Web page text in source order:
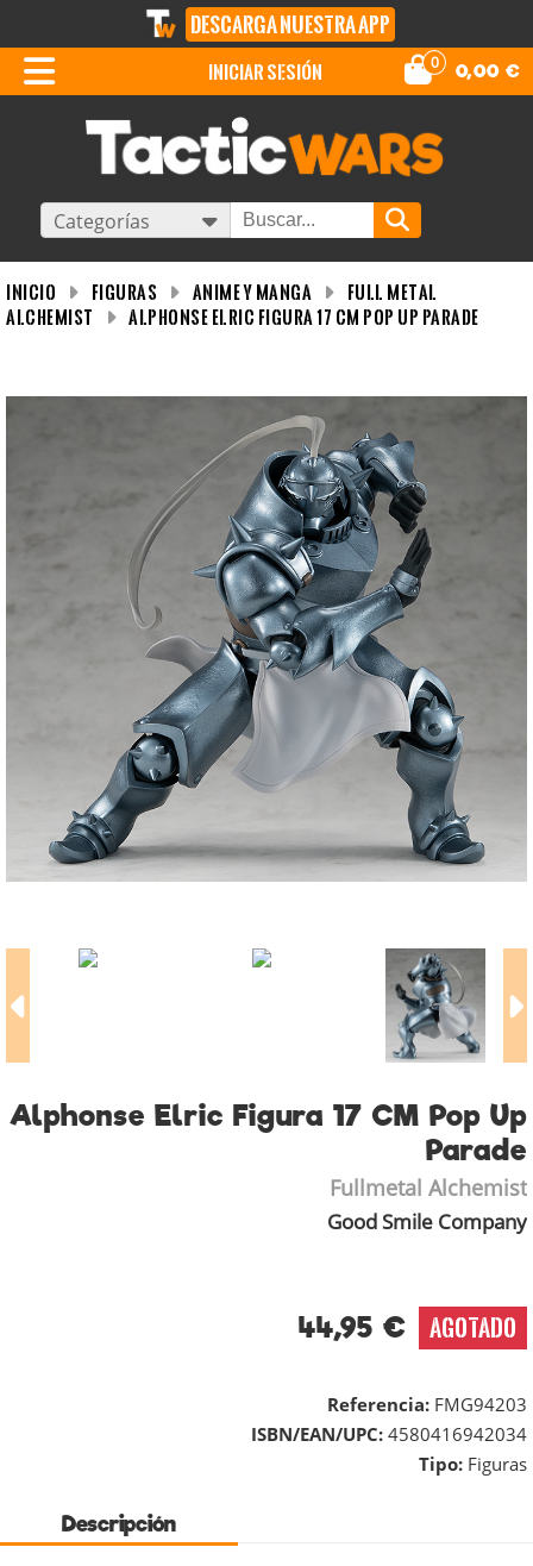
DESCARGA NUESTRA APP
0 0,00 €
iniciar sesión
Categorías
INICIO Figuras Anime y Manga
Full Metal
Alchemist
Alphonse Elric Figura 17 CM Pop Up Parade
Alphonse Elric Figura 17 CM Pop Up
Parade
Fullmetal Alchemist
Good Smile Company
44,95 € AGOTADO
Referencia: FMG94203
ISBN/EAN/UPC: 4580416942034
Tipo: Figuras
Descripción